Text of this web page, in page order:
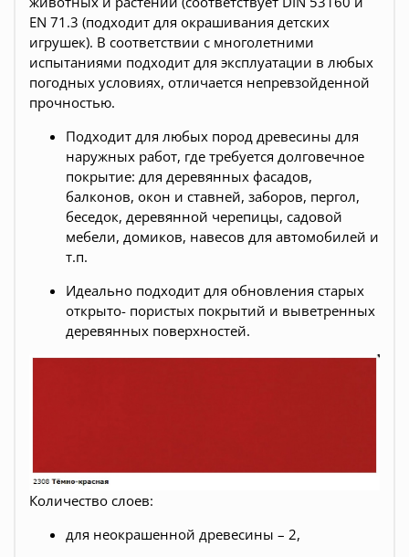
EN 71.3 (подходит для окрашивания детских
игрушек). В соответствии с многолетними
испытаниями подходит для эксплуатации в любых
погодных условиях, отличается непревзойденной
прочностью.
Подходит для любых пород древесины для
наружных работ, где требуется долговечное
покрытие: для деревянных фасадов,
балконов, окон и ставней, заборов, пергол,
беседок, деревянной черепицы, садовой
мебели, домиков, навесов для автомобилей и
т.п.
Идеально подходит для обновления старых
открыто- пористых покрытий и выветренных
деревянных поверхностей.
Количество слоев:
для неокрашенной древесины – 2,